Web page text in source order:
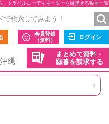
、トラベルコーディネーターを目指せる動画一覧
会員登録
（無料）
ログイン
まとめて資料・
願書を請求する
縄
›